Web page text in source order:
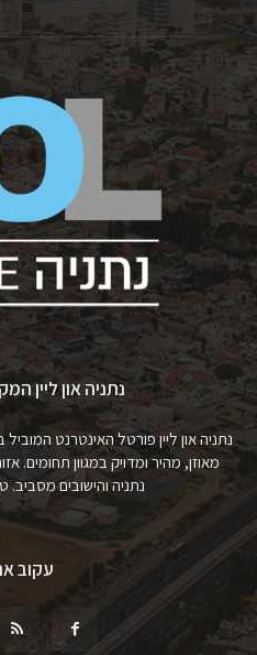
נתניה און ליין
נתניה און ליין פורטל האינטרנט
מאוזן, מהיר ומדויק במגוון תחומים.
נתניה והישובים מסביב. טלפון: 050-
עקוב